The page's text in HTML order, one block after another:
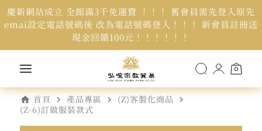
慶新網站成立 全館滿3千免運費 ！！！ 舊會員需先登入原先
emai設定電話號碼後 改為電話號碼登入！！！ 新會員註冊送
現金回饋100元！！！！！！
0
home 首頁 navigate_next 產品專區 navigate_next (Z)客製化商品 navigate_next
(Z-6)訂做服裝款式